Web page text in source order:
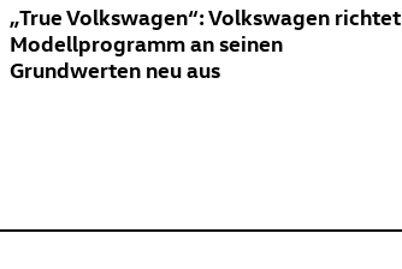
„True Volkswagen“: Volkswagen richtet
Modellprogramm an seinen
Grundwerten neu aus